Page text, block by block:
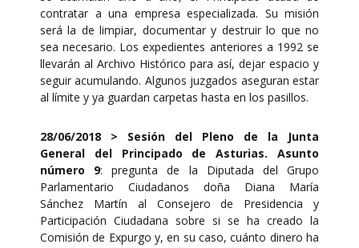
contratar a una empresa especializada. Su misión
será la de limpiar, documentar y destruir lo que no
sea necesario. Los expedientes anteriores a 1992 se
llevarán al Archivo Histórico para así, dejar espacio y
seguir acumulando. Algunos juzgados aseguran estar
al límite y ya guardan carpetas hasta en los pasillos.
28/06/2018 > Sesión del Pleno de la Junta
General del Principado de Asturias. Asunto
número 9: pregunta de la Diputada del Grupo
Parlamentario Ciudadanos doña Diana María
Sánchez Martín al Consejero de Presidencia y
Participación Ciudadana sobre si se ha creado la
Comisión de Expurgo y, en su caso, cuánto dinero ha